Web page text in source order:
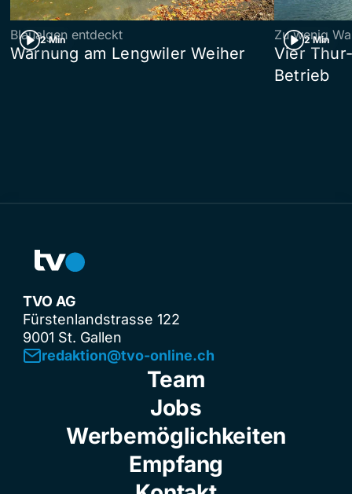
2 Min
Blaualgen entdeckt
Warnung am Lengwiler Weiher
2 Min
Zu wenig
Vier
Betrieb
TVO AG
Fürstenlandstrasse 122
9001 St. Gallen
redaktion@tvo-online.ch
Team
Jobs
Werbemöglichkeiten
Empfang